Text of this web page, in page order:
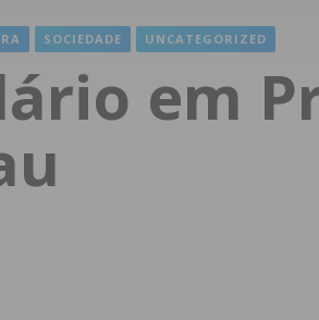
SOCIEDADE UNCATEGORIZED
em